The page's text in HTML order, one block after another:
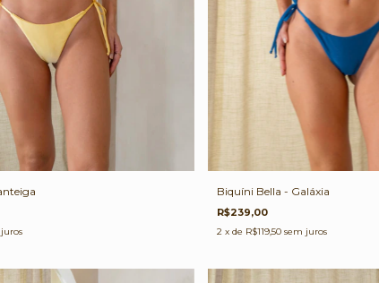
Biquíni Bella - Galáxia
R$239,00
2 x de R$119,50 sem juros